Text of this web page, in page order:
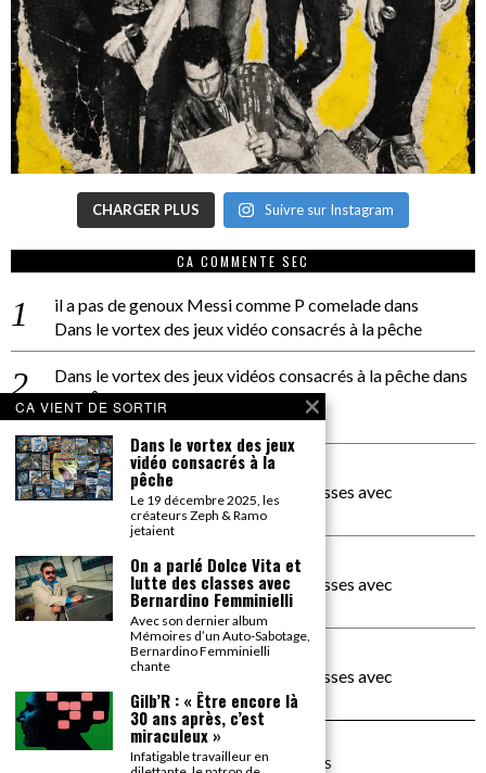
CHARGER PLUS Suivre sur Instagram
CA COMMENTE SEC
il a pas de genoux Messi comme P comeladedans
Dans le vortex des jeux vidéo consacrés à la pêche
Dans le vortex des jeux vidéos consacrés à la pêchedans
PACÔME THIELLEMENT
La séance d’Hip Gnose
La Patrie
dans
On a parlé Dolce Vita et lutte des classes avec
Bernardino Femminielli
carte noire negra à l'o tiededans
On a parlé Dolce Vita et lutte des classes avec
Bernardino Femminielli
moise et son mascarédans
On a parlé Dolce Vita et lutte des classes avec
Bernardino Femminielli
©2026TOUS DROITS RÉSERVÉS
CA VIENT DE SORTIR
Dans le vortex des jeux
vidéo consacrés à la
pêche
Le 19 décembre 2025, les
créateurs Zeph & Ramo
jetaient
On a parlé Dolce Vita et
lutte des classes avec
Bernardino Femminielli
Avec son dernier album
Mémoires d’un Auto-Sabotage,
Bernardino Femminielli
chante
Gilb’R : « Être encore là
30 ans après, c’est
miraculeux »
Infatigable travailleur en